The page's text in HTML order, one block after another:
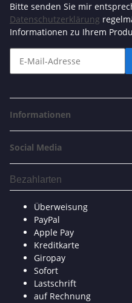
Bitte senden Sie mir
Datenschutzerklärung
Informationen zu Ihrem
Informationen
Social Media
Bezahlarten
Überweisung
PayPal
Apple Pay
Kreditkarte
Giropay
Sofort
Lastschrift
auf Rechnung